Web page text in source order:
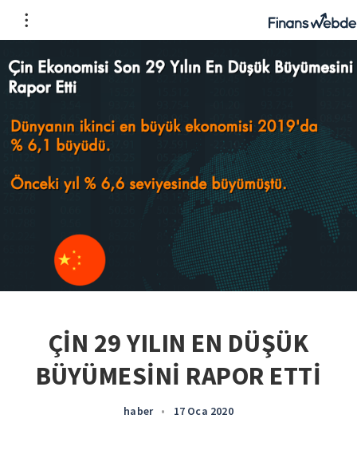
ÇİN 29 YILIN EN DÜŞÜK
BÜYÜMESİNİ RAPOR ETTİ
haber • 17 Oca 2020